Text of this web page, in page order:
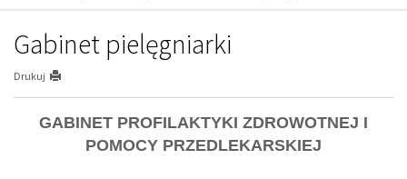
Gabinet pielęgniarki
Drukuj
GABINET PROFILAKTYKI ZDROWOTNEJ I
POMOCY PRZEDLEKARSKIEJ